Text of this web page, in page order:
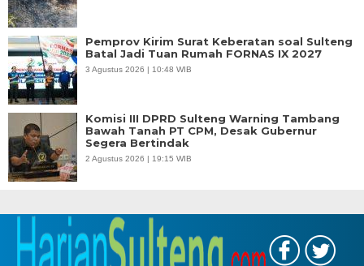
Pemprov Kirim Surat Keberatan soal Sulteng
Batal Jadi Tuan Rumah FORNAS IX 2027
3 Agustus 2026 | 10:48 WIB
Komisi III DPRD Sulteng Warning Tambang
Bawah Tanah PT CPM, Desak Gubernur
Segera Bertindak
2 Agustus 2026 | 19:15 WIB